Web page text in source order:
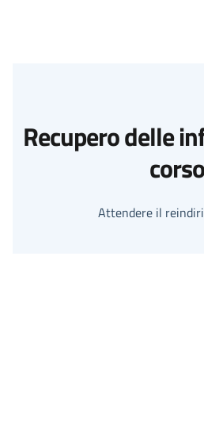
Recupero delle
corso
Attendere il